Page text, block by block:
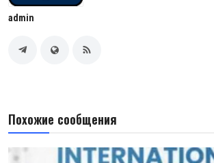
admin
Похожие сообщения